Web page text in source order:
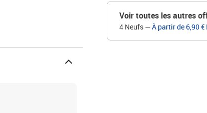
Voir toutes les autres
4 Neufs —À partir de 6,90 €